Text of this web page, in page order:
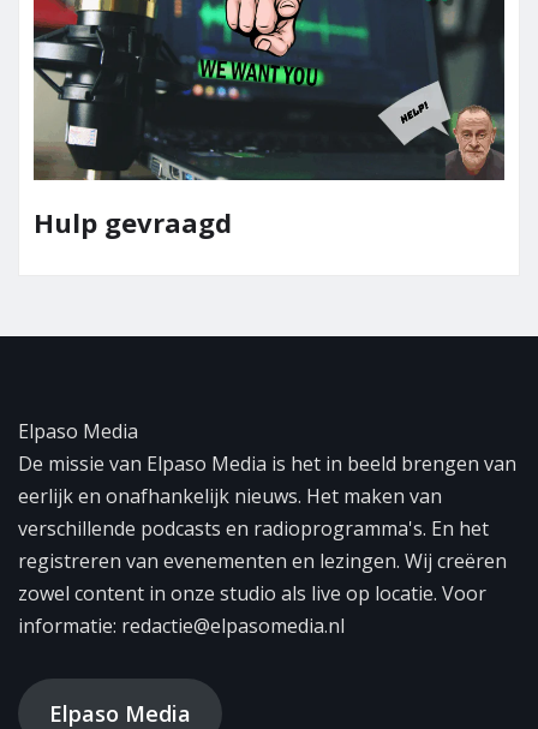
Elpaso Media
De missie van Elpaso Media is het in beeld brengen van
eerlijk en onafhankelijk nieuws. Het maken van
verschillende podcasts en radioprogramma's. En het
registreren van evenementen en lezingen. Wij creëren
zowel content in onze studio als live op locatie. Voor
informatie: redactie@elpasomedia.nl
Elpaso Media